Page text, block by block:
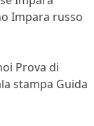
Impara russo
Prova di
stampa Guida